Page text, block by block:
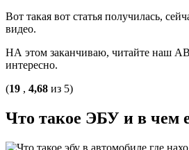
Вот такая вот статья получилась,
видео.
НА этом заканчиваю, читайте наш
интересно.
(19 , 4,68 из 5)
Что такое ЭБУ и в чем